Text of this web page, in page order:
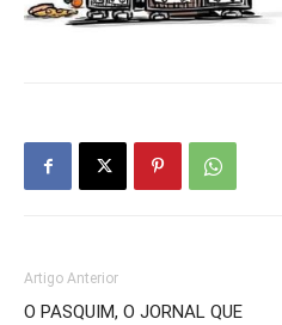
Artigo Anterior
O PASQUIM, O JORNAL QUE